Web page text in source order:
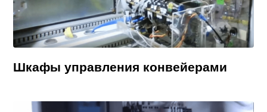
Шкафы управления конвейерами